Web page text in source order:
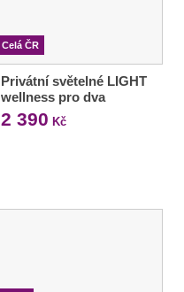
Celá ČR
Privátní světelné LIGHT
wellness pro dva
2 390 Kč